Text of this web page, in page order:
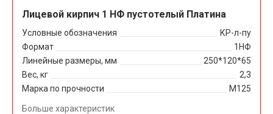
Лицевой кирпич 1 НФ пустотелый Платина
Условные обозначения
КР-л-пу
Формат
1НФ
Линейные размеры, мм
250*120*65
Вес, кг
2,3
Марка по прочности
М125
Больше характеристик